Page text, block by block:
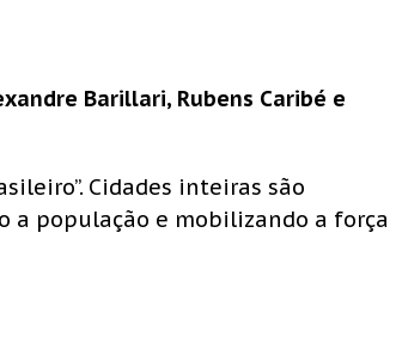
Barillari, Rubens Caribé e
Cidades inteiras são
a população e mobilizando a força